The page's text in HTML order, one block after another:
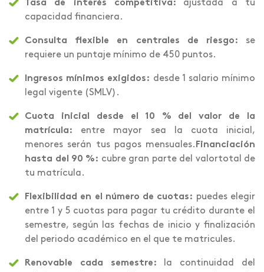
Tasa de interés competitiva: ajustada a tu
capacidad financiera.
Consulta flexible en centrales de riesgo: se
requiere un puntaje mínimo de 450 puntos.
Ingresos mínimos exigidos: desde 1 salario mínimo
legal vigente (SMLV).
Cuota inicial desde el 10 % del valor de la
matrícula: entre mayor sea la cuota inicial,
menores serán tus pagos mensuales. Financiación
hasta del 90 %: cubre gran parte del valortotal de
tu matrícula.
Flexibilidad en el número de cuotas: puedes elegir
entre 1 y 5 cuotas para pagar tu crédito durante el
semestre, según las fechas de inicio y finalización
del periodo académico en el que te matricules.
Renovable cada semestre: la continuidad del